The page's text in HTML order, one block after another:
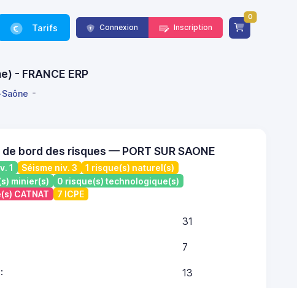
Tarifs Connexion Inscription
0
- FRANCE ERP
de bord des risques — PORT SUR SAONE
1 Séisme niv. 3
1 risque(s) naturel(s)
minier(s)
0 risque(s) technologique(s)
CATNAT
7 ICPE
31
7
13